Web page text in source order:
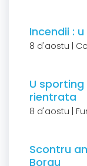
Incendii :
8 d'aostu |
U
rientrata
8 d'aostu |
Scontru
Borgu